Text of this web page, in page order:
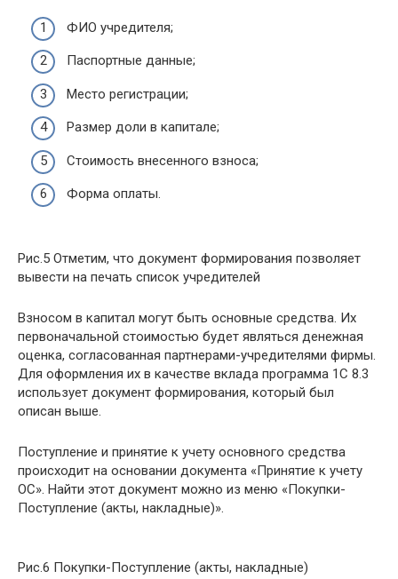
ФИО учредителя;
Паспортные данные;
Место регистрации;
Размер доли в капитале;
Стоимость внесенного взноса;
Форма оплаты.
Рис.5 Отметим, что документ формирования позволяет
вывести на печать список учредителей
Взносом в капитал могут быть основные средства. Их
первоначальной стоимостью будет являться денежная
оценка, согласованная партнерами-учредителями фирмы.
Для оформления их в качестве вклада программа 1С 8.3
использует документ формирования, который был
описан выше.
Поступление и принятие к учету основного средства
происходит на основании документа «Принятие к учету
ОС». Найти этот документ можно из меню «Покупки-
Поступление (акты, накладные)».
Рис.6 Покупки-Поступление (акты, накладные)